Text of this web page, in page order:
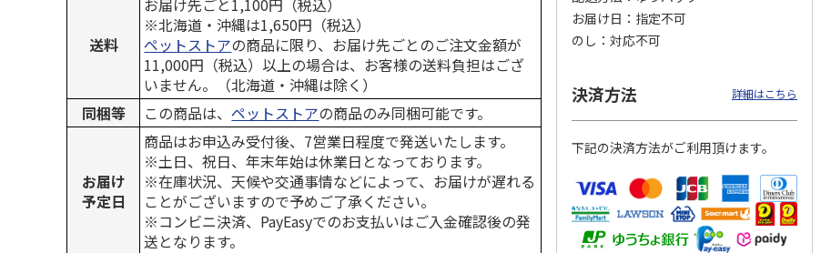
送料
お届け先ごと1,100円（税込）
※北海道・沖縄は1,650円（税込）
ペットストアの商品に限り、お届け先ごとのご注文金額が
11,000円（税込）以上の場合は、お客様の送料負担はござ
いません。（北海道・沖縄は除く）
同梱等
この商品は、ペットストアの商品のみ同梱可能です。
お届け
予定日
商品はお申込み受付後、7営業日程度で発送いたします。
※土日、祝日、年末年始は休業日となっております。
※在庫状況、天候や交通事情などによって、お届けが遅れる
ことがございますので予めご了承ください。
※コンビニ決済、PayEasyでのお支払いはご入金確認後の発
送となります。
お届け日
指定不可
のし
対応不可
決済方法 詳細はこちら
下記の決済方法がご利用頂けます。